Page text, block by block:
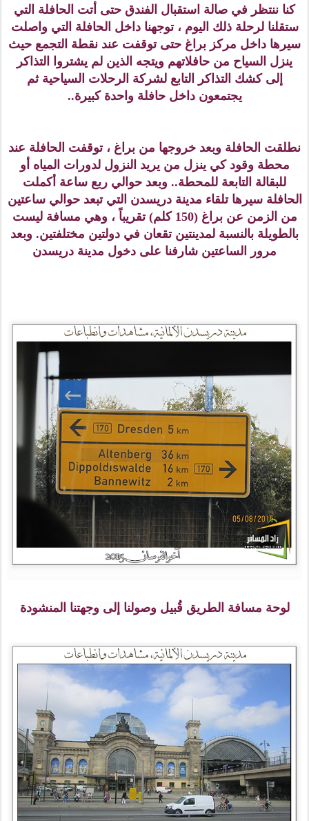
كنا ننتظر في صالة استقبال الفندق حتى أتت الحافلة التي
ستقلنا لرحلة ذلك اليوم ، توجهنا داخل الحافلة التي واصلت
سيرها داخل مركز براغ حتى توقفت عند نقطة التجمع حيث
ينزل السياح من حافلاتهم ويتجه الذين لم يشتروا التذاكر
إلى كشك التذاكر التابع لشركة الرحلات السياحية ثم
يجتمعون داخل حافلة واحدة كبيرة..
نطلقت الحافلة وبعد خروجها من براغ ، توقفت الحافلة عند
محطة وقود كي ينزل من يريد النزول لدورات المياه أو
للبقالة التابعة للمحطة.. وبعد حوالي ربع ساعة أكملت
الحافلة سيرها تلقاء مدينة دريسدن التي تبعد حوالي ساعتين
من الزمن عن براغ (150 كلم) تقريباً ، وهي مسافة ليست
بالطويلة بالنسبة لمدينتين تقعان في دولتين مختلفتين. وبعد
مرور الساعتين شارفنا على دخول مدينة دريسدن
لوحة مسافة الطريق قُبيل وصولنا إلى وجهتنا المنشودة